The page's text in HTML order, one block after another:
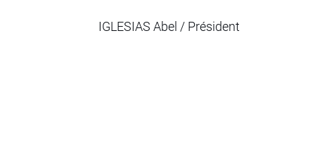
IGLESIAS Abel / Président